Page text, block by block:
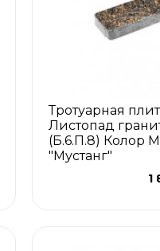
Тротуарная
Листопад
(Б.6.П.8) Колор
"Мустанг"
1